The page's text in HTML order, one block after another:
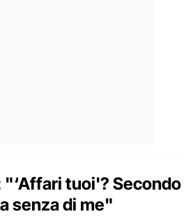
"‘Affari tuoi'? Secondo
senza di me"